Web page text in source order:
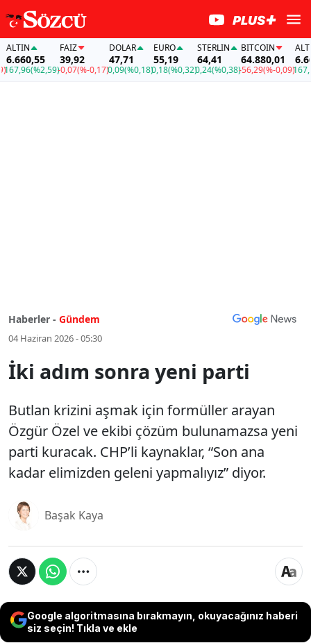
(%2,59)
FAİZ
39,92
-0,07(%-0,17)
DOLAR
47,71
0,09(%0,18)
EURO
55,19
0,18(%0,32)
STERLIN
64,41
0,24(%0,38)
BITCOIN
64.880,01
-56,29(%-0,09)
ALTIN
167,96
Haberler - Gündem
04 Haziran 2026 - 05:30
İki adım sonra yeni parti
Butlan krizini aşmak için formüller arayan
Özgür Özel ve ekibi çözüm bulunamazsa yeni
parti kuracak. CHP’li kaynaklar, “Son ana
kadar elimizden geleni yapmalıyız” diyor.
Başak Kaya
Google algoritmasına bırakmayın, okuyacağınız haberi
siz seçin! Tıkla ve ekle